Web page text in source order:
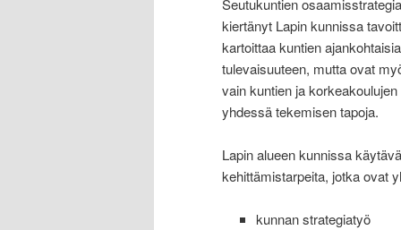
kiertänyt Lapin kunnissa
kartoittaa kuntien
tulevaisuuteen, mutta ovat
vain kuntien ja
yhdessä tekemisen tapoja.
Lapin alueen kunnissa
kehittämistarpeita, jotka ovat
kunnan strategiatyö